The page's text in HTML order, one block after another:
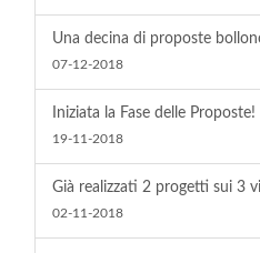
Una decina di proposte
07-12-2018
Iniziata la Fase delle Proposte!
19-11-2018
Già realizzati 2 progetti sui 3
02-11-2018